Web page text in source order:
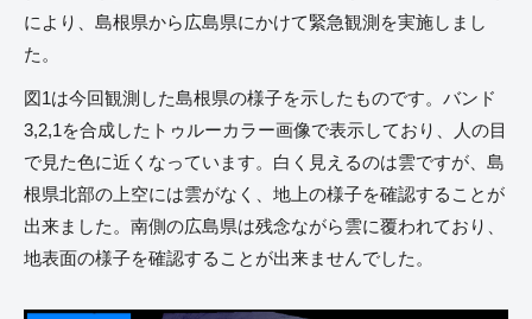
により、島根県から広島県にかけて緊急観測を実施しまし
た。
図1は今回観測した島根県の様子を示したものです。バンド
3,2,1を合成したトゥルーカラー画像で表示しており、人の目
で見た色に近くなっています。白く見えるのは雲ですが、島
根県北部の上空には雲がなく、地上の様子を確認することが
出来ました。南側の広島県は残念ながら雲に覆われており、
地表面の様子を確認することが出来ませんでした。